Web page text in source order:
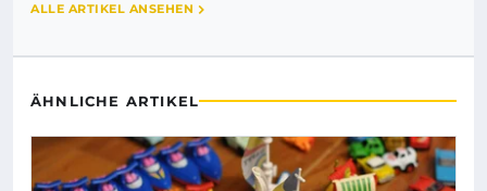
ALLE ARTIKEL ANSEHEN
ÄHNLICHE ARTIKEL